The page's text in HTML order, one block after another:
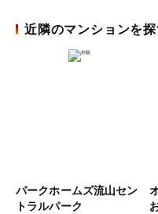
近隣のマンションを
パークホームズ流山セン
トラルパーク